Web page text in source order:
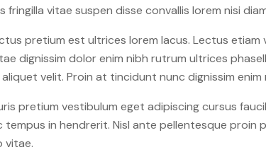
fringilla vitae suspen disse convallis lorem nisi
pretium est ultrices lorem lacus. Lectus
dignissim dolor enim nibh rutrum ultrices
velit. Proin at tincidunt nunc dignissim
pretium vestibulum eget adipiscing cursus
tempus in hendrerit. Nisl ante pellentesque
vitae.